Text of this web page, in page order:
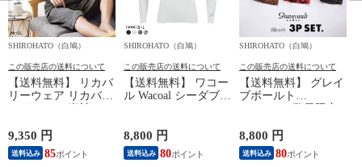
SHIROHATO（白鳩）
この販売店の送料について
【送料無料】 リカバ
リーウェア リカバリ
ームウェア パジャマ
リカバリーケア 7分
丈パンツ 疲労回復
9,350 円
送料込み 85
SHIROHATO（白鳩）
この販売店の送料について
【送料無料】 ワコー
ル Wacoal シーダブリ
JYURYU 柔流 ジュウ
リュウ メンズ トッ
プ SML ハイネック
8,800 円
送料込み 80
SHIROHATO（白鳩）
この販売店の送料について
【送料無料】 グレイ
ブボールト
サーパンツ おまかせ
3P 福袋 ショート ロ
ーライズ 3枚セット
8,800 円
送料込み 80